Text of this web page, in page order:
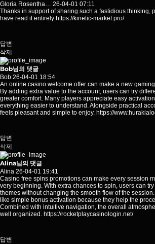
Gloria Rosentha… 26-04-01 07:11
Thanks in support of sharing such a fastidious thinking,
have read it entirely https://kinetic-market.pro/
답변
삭제
Bob님의 댓글
Bob 26-04-01 18:54
An online casino welcome offer can make a new
By adding extra value to the account, users can try
greater comfort. Many players appreciate easy
everything easier to understand. Alongside practical
feels pleasant and simple to enjoy. https://
답변
삭제
Alina님의 댓글
Alina 26-04-01 19:41
Casino free spins promotions can make every session
very beginning. With extra chances to spin, users can
themes without changing the smooth flow of the
like simple bonus activation because they help the
Combined with intuitive navigation, the overall
well organized. https://rocketplaycasinologin.net/
답변